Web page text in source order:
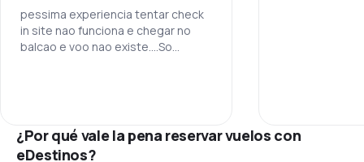
Comodidad de viaje
pessima experiencia tentar check
in site nao funciona e chegar no
balcao e voo nao existe....So
Precio del
¿Por qué vale la pena reservar vuelos con
eDestinos?